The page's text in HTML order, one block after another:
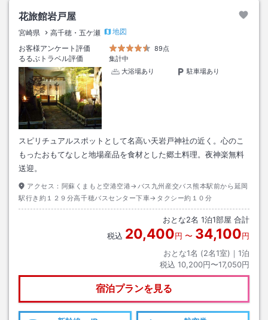
花旅館岩戸屋
宮崎県 高千穂・五ケ瀬
地図
お客様アンケート評価
89点
るるぶトラベル評価
集計中
大浴場あり
駐車場あり
スピリチュアルスポットとして名高い天岩戸神社の近く。心のこ
もったおもてなしと地場産品を食材とした郷土料理。夜神楽無料
送迎。
アクセス： 阿蘇くまもと空港空港→バス九州産交バス熊本駅前から延岡
駅行き約１２９分高千穂バスセンター下車→タクシー約１０分
おとな2名 1泊1部屋 合計
税込 20,400円 〜 34,100円
おとな1名 (2名1室)｜ 1泊
税込 10,200円〜17,050円
宿泊プランを見る